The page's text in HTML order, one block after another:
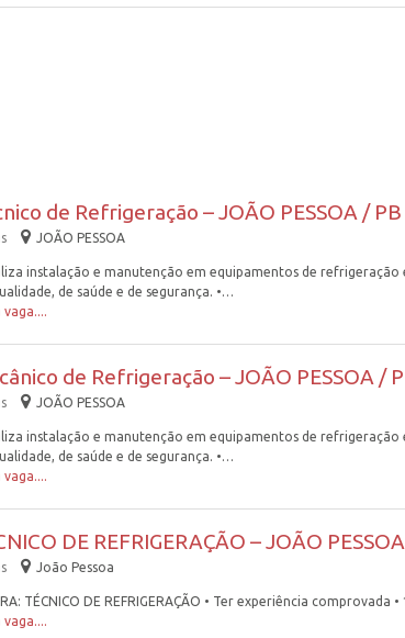
de Refrigeração – JOÃO PESSOA / PB
JOÃO PESSOA
instalação e manutenção em equipamentos de
de saúde e de segurança. •…
de Refrigeração – JOÃO PESSOA /
JOÃO PESSOA
instalação e manutenção em equipamentos de
de saúde e de segurança. •…
DE REFRIGERAÇÃO – JOÃO
João Pessoa
TÉCNICO DE REFRIGERAÇÃO • Ter experiência